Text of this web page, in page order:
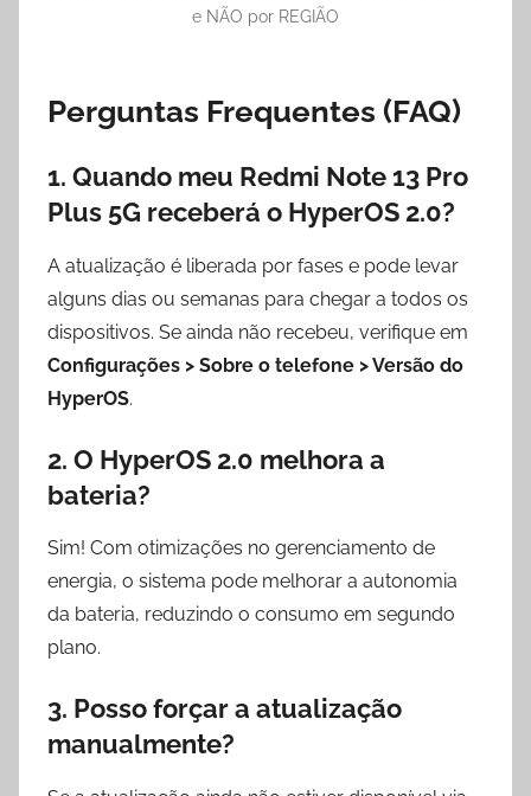
e NÃO por REGIÃO
Perguntas Frequentes (FAQ)
1. Quando meu Redmi Note 13 Pro
Plus 5G receberá o HyperOS 2.0?
A atualização é liberada por fases e pode levar
alguns dias ou semanas para chegar a todos os
dispositivos. Se ainda não recebeu, verifique em
Configurações > Sobre o telefone > Versão do
HyperOS.
2. O HyperOS 2.0 melhora a
bateria?
Sim! Com otimizações no gerenciamento de
energia, o sistema pode melhorar a autonomia
da bateria, reduzindo o consumo em segundo
plano.
3. Posso forçar a atualização
manualmente?